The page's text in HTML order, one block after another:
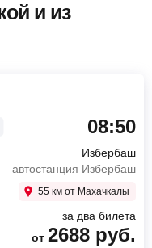
и из
08:50
Избербаш
автостанция Избербаш
55 км от Махачкалы
за два билета
от 2688 руб.